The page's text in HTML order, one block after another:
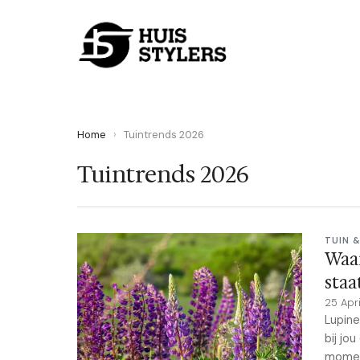
Home › Tuintrends 2026
Tuintrends 2026
TUIN
25
bij